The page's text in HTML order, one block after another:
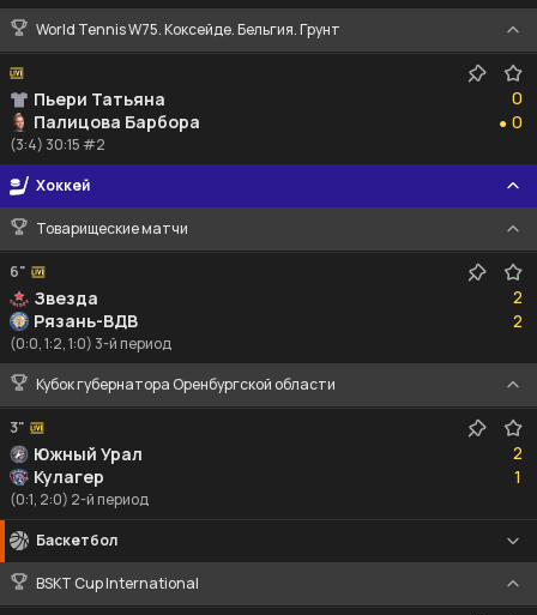
World Tennis W75. Коксейде. Бельгия. Грунт
Пьери Татьяна
Палицова Барбора
0
0
●
0
0
(3:4) 30:15 #2
Хоккей
Товарищеские матчи
6"
Звезда
Рязань-ВДВ
2
2
2
2
(0:0, 1:2, 1:0) 3-й период
Кубок губернатора Оренбургской области
3"
Южный Урал
Кулагер
2
2
1
1
(0:1, 2:0) 2-й период
Баскетбол
BSKT Cup International